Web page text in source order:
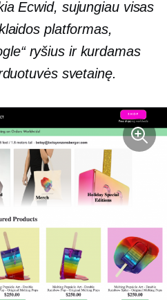
Ecwid, sujungiau visas
platformas,
ryšius ir kurdamas
svetainę.